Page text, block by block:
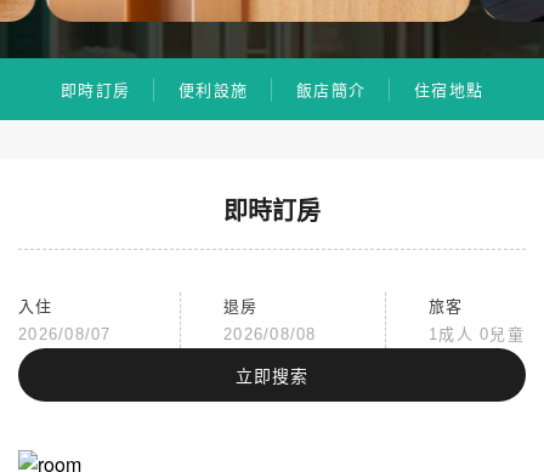
即時訂房 便利設施 飯店簡介 住宿地點
即時訂房
入住
2026/08/07
退房
2026/08/08
旅客
1成人 0兒童
立即搜索